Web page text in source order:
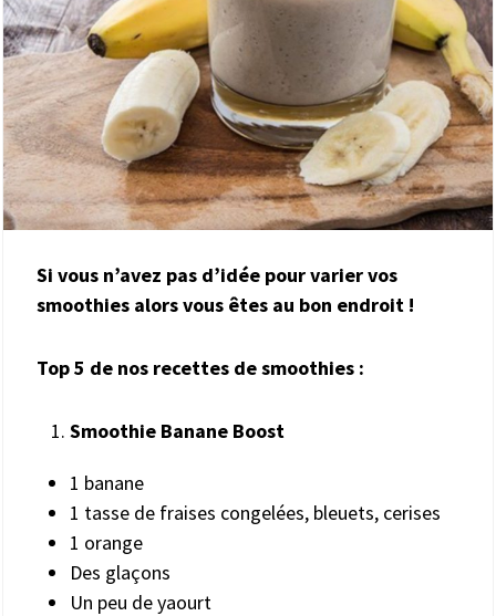
Si vous n’avez pas d’idée pour varier vos
smoothies alors vous êtes au bon endroit !
Top 5 de nos recettes de smoothies :
Smoothie Banane Boost
1 banane
1 tasse de fraises congelées, bleuets, cerises
1 orange
Des glaçons
Un peu de yaourt